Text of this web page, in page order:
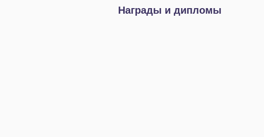
Награды и дипломы